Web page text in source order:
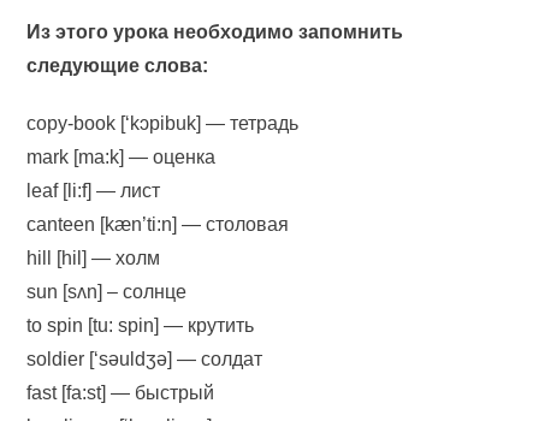
Из этого урока необходимо запомнить
следующие слова:
copy-book [‘kɔpibuk] — тетрадь
mark [ma:k] — оценка
leaf [li:f] — лист
canteen [kæn’ti:n] — столовая
hill [hil] — холм
sun [sʌn] – солнце
to spin [tu: spin] — крутить
soldier [‘səuldʒə] — солдат
fast [fa:st] — быстрый